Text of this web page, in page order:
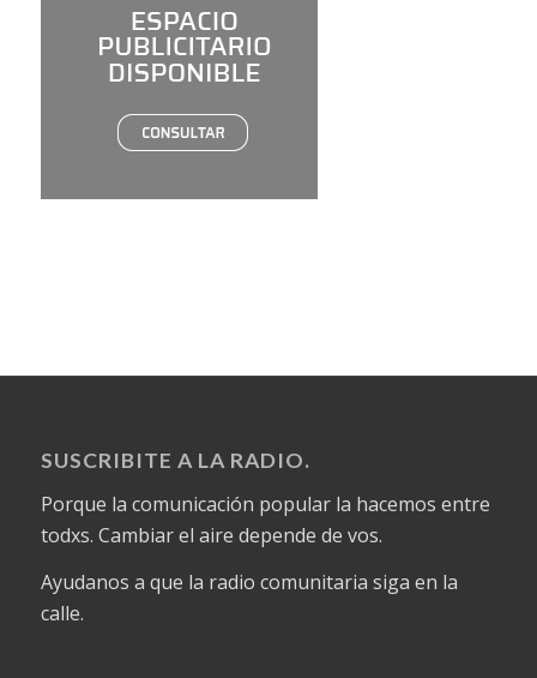
SUSCRIBITE A LA RADIO.
Porque la comunicación popular la hacemos entre
todxs. Cambiar el aire depende de vos.
Ayudanos a que la radio comunitaria siga en la
calle.